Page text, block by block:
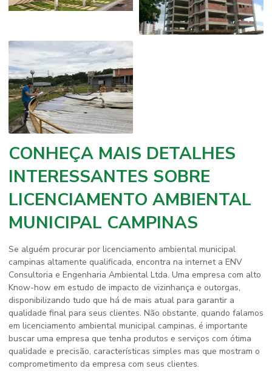
CONHEÇA MAIS DETALHES
INTERESSANTES SOBRE
LICENCIAMENTO AMBIENTAL
MUNICIPAL CAMPINAS
Se alguém procurar por licenciamento ambiental municipal
campinas altamente qualificada, encontra na internet a ENV
Consultoria e Engenharia Ambiental Ltda. Uma empresa com alto
Know-how em estudo de impacto de vizinhança e outorgas,
disponibilizando tudo que há de mais atual para garantir a
qualidade final para seus clientes. Não obstante, quando falamos
em licenciamento ambiental municipal campinas, é importante
buscar uma empresa que tenha produtos e serviços com ótima
qualidade e precisão, características simples mas que mostram o
comprometimento da empresa com seus clientes.